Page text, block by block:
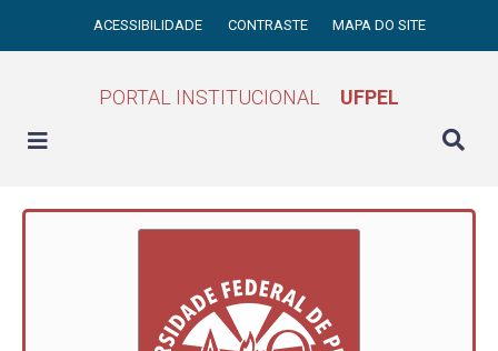
ACESSIBILIDADE CONTRASTE MAPA DO SITE
PORTAL INSTITUCIONAL UFPEL